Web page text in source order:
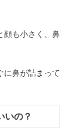
顔も小さく、鼻
に鼻が詰まって
いの？